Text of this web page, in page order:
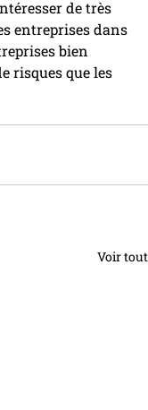
de très
entreprises dans
bien
risques que les
Voir tout